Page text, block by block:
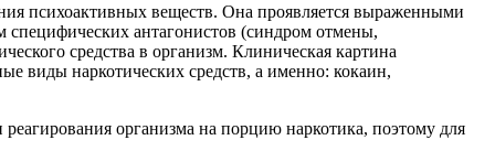
психоактивных веществ. Она проявляется выраженными
специфических антагонистов (синдром отмены,
средства в организм. Клиническая картина
виды наркотических средств, а именно: кокаин,
организма на порцию наркотика, поэтому для